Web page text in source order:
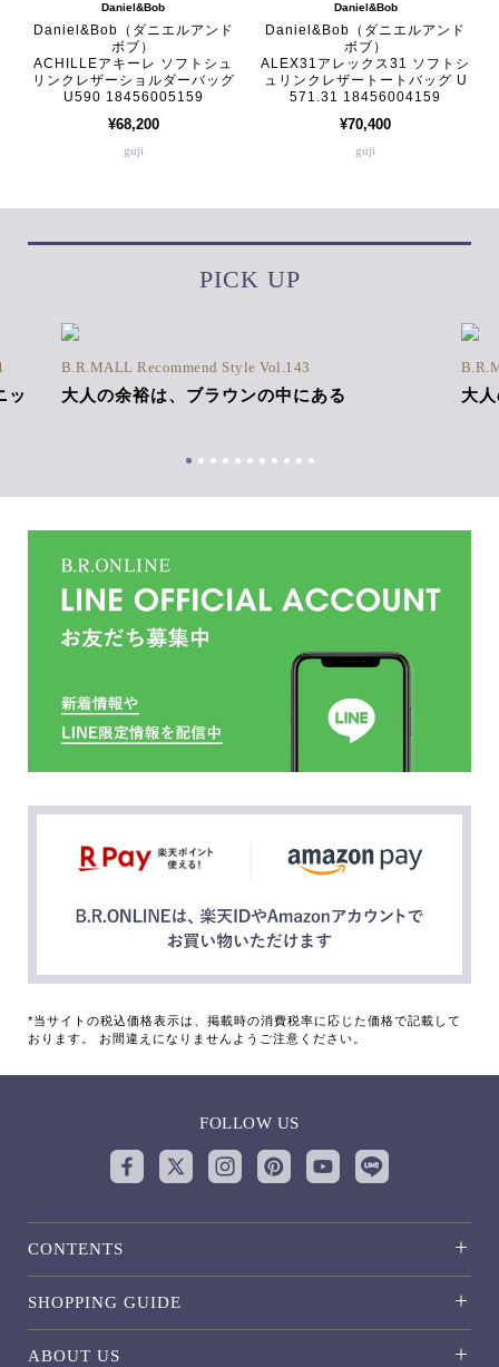
Daniel&Bob
Daniel&Bob（ダニエルアンド
ボブ）
ACHILLEアキーレ ソフトシュ
リンクレザーショルダーバッグ
U590 18456005159
¥68,200
guji
Daniel&Bob
Daniel&Bob（ダニエルアンド
ボブ）
ALEX31アレックス31 ソフトシ
ュリンクレザートートバッグ U
571.31 18456004159
¥70,400
guji
PICK UP
ッ
B.R.MALL Recommend Style Vol.143
大人の余裕は、ブラウンの中にある 大
*当サイトの税込価格表示は、掲載時の消費税率に応じた価格で記載して
おります。 お間違えになりませんようご注意ください。
FOLLOW US
CONTENTS
SHOPPING GUIDE
ABOUT US